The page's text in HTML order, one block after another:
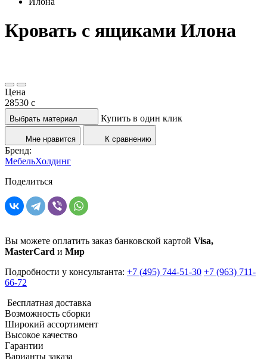
Кровать с ящиками Илона
Цена
28530 c
Выбрать материал Купить в один клик
Мне нравится К сравнению
Бренд:
МебельХолдинг
Поделиться
Вы можете оплатить заказ банковской картой Visa,
MasterCard и Мир
Подробности у консультанта: +7 (495) 744-51-30 +7 (963) 711-
66-72
Бесплатная доставка
Возможность сборки
Широкий ассортимент
Высокое качество
Гарантии
Варианты заказа